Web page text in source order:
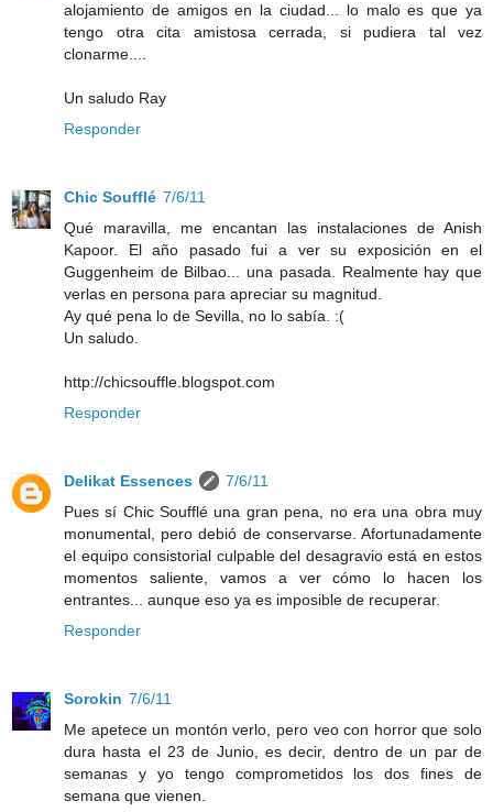
alojamiento de amigos en la ciudad... lo malo es que ya
tengo otra cita amistosa cerrada, si pudiera tal vez
clonarme....
Un saludo Ray
Responder
Chic Soufflé 7/6/11
Qué maravilla, me encantan las instalaciones de Anish
Kapoor. El año pasado fui a ver su exposición en el
Guggenheim de Bilbao... una pasada. Realmente hay que
verlas en persona para apreciar su magnitud.
Ay qué pena lo de Sevilla, no lo sabía. :(
Un saludo.
http://chicsouffle.blogspot.com
Responder
Delikat Essences
7/6/11
Pues sí Chic Soufflé una gran pena, no era una obra muy
monumental, pero debió de conservarse. Afortunadamente
el equipo consistorial culpable del desagravio está en estos
momentos saliente, vamos a ver cómo lo hacen los
entrantes... aunque eso ya es imposible de recuperar.
Responder
Sorokin 7/6/11
Me apetece un montón verlo, pero veo con horror que solo
dura hasta el 23 de Junio, es decir, dentro de un par de
semanas y yo tengo comprometidos los dos fines de
semana que vienen.